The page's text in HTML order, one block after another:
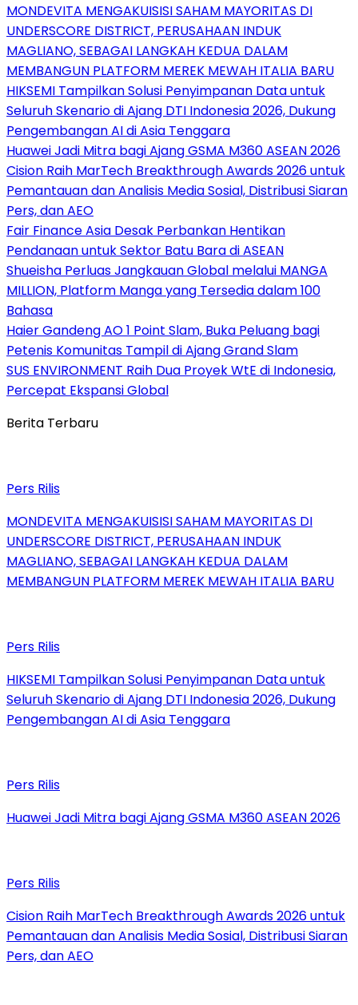
MONDEVITA MENGAKUISISI SAHAM MAYORITAS DI
UNDERSCORE DISTRICT, PERUSAHAAN INDUK
MAGLIANO, SEBAGAI LANGKAH KEDUA DALAM
MEMBANGUN PLATFORM MEREK MEWAH ITALIA BARU
HIKSEMI Tampilkan Solusi Penyimpanan Data untuk
Seluruh Skenario di Ajang DTI Indonesia 2026, Dukung
Pengembangan AI di Asia Tenggara
Huawei Jadi Mitra bagi Ajang GSMA M360 ASEAN 2026
Cision Raih MarTech Breakthrough Awards 2026 untuk
Pemantauan dan Analisis Media Sosial, Distribusi Siaran
Pers, dan AEO
Fair Finance Asia Desak Perbankan Hentikan
Pendanaan untuk Sektor Batu Bara di ASEAN
Shueisha Perluas Jangkauan Global melalui MANGA
MILLION, Platform Manga yang Tersedia dalam 100
Bahasa
Haier Gandeng AO 1 Point Slam, Buka Peluang bagi
Petenis Komunitas Tampil di Ajang Grand Slam
SUS ENVIRONMENT Raih Dua Proyek WtE di Indonesia,
Percepat Ekspansi Global
Berita Terbaru
Pers Rilis
MONDEVITA MENGAKUISISI SAHAM MAYORITAS DI
UNDERSCORE DISTRICT, PERUSAHAAN INDUK
MAGLIANO, SEBAGAI LANGKAH KEDUA DALAM
MEMBANGUN PLATFORM MEREK MEWAH ITALIA BARU
Pers Rilis
HIKSEMI Tampilkan Solusi Penyimpanan Data untuk
Seluruh Skenario di Ajang DTI Indonesia 2026, Dukung
Pengembangan AI di Asia Tenggara
Pers Rilis
Huawei Jadi Mitra bagi Ajang GSMA M360 ASEAN 2026
Pers Rilis
Cision Raih MarTech Breakthrough Awards 2026 untuk
Pemantauan dan Analisis Media Sosial, Distribusi Siaran
Pers, dan AEO